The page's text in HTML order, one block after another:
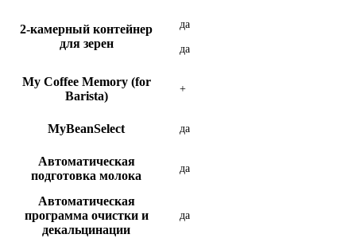
2-камерный контейнер
для зерен
да
да
My Coffee Memory (for
Barista)
+
MyBeanSelect да
Автоматическая
подготовка молока
да
Автоматическая
программа очистки и
декальцинации
да